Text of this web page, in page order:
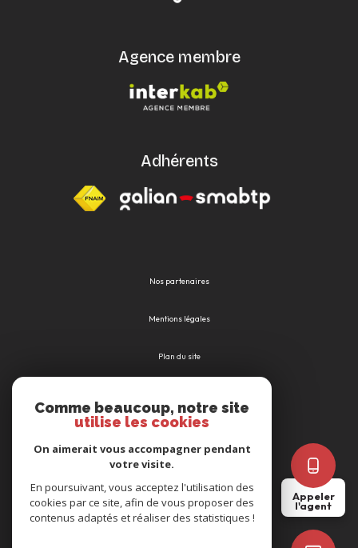
Appeler
l'agent
Agence membre
Adhérents
Nos partenaires
Mentions légales
Plan du site
Politique RGPD
Cookies
Comme beaucoup, notre site
utilise les cookies
On aimerait vous accompagner pendant
votre visite.
En poursuivant, vous acceptez l'utilisation des
cookies par ce site, afin de vous proposer des
contenus adaptés et réaliser des statistiques !